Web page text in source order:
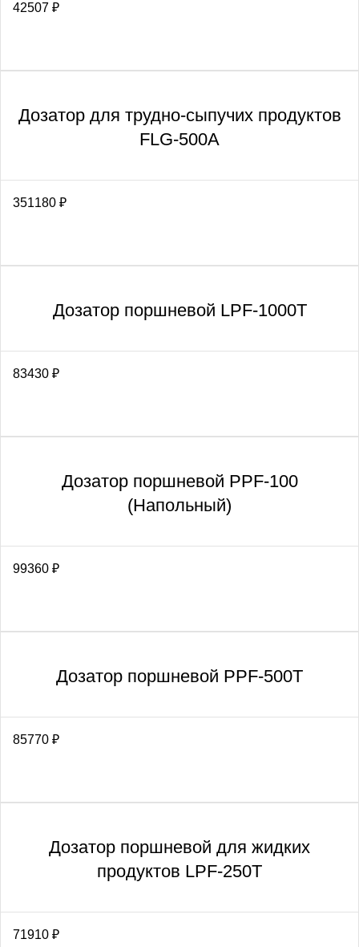
42507 ₽
Дозатор для трудно-сыпучих продуктов
FLG-500A
351180 ₽
Дозатор поршневой LPF-1000T
83430 ₽
Дозатор поршневой PPF-100
(Напольный)
99360 ₽
Дозатор поршневой PPF-500T
85770 ₽
Дозатор поршневой для жидких
продуктов LPF-250T
71910 ₽